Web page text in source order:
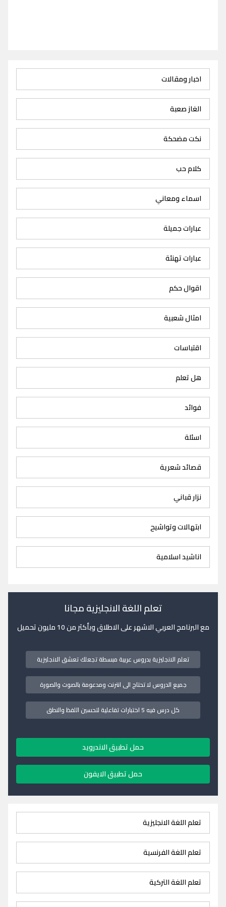
اخبار ومقالات
الغاز صعبة
نكت مضحكة
كلام حب
اسماء ومعاني
عبارات جميلة
عبارات تهنئة
اقوال حكم
امثال شعبية
اقتباسات
هل تعلم
فوائد
اسئلة
قصائد شعرية
نزار قباني
ابتهالات وتواشيح
اناشيد اسلامية
تعلم اللغة الانجليزية مجانا
مع البرنامج العربي الاشهر على الاطلاق وبأكثر من 10 مليون تحميل
تعلم الانجليزية بدروس عربية مبسطة تجعلك تعشق الانجليزية
جميع الدروس لا تحتاج الى انترنت ومدعومة بالصوت والصورة
كل درس فيه 5 اختبارات تفاعلية لتحسين اللفظ والنطق
حمل تطبيق الاندرويد
حمل تطبيق الايفون
تعلم اللغة الانجليزية
تعلم اللغة الفرنسية
تعلم اللغة التركية